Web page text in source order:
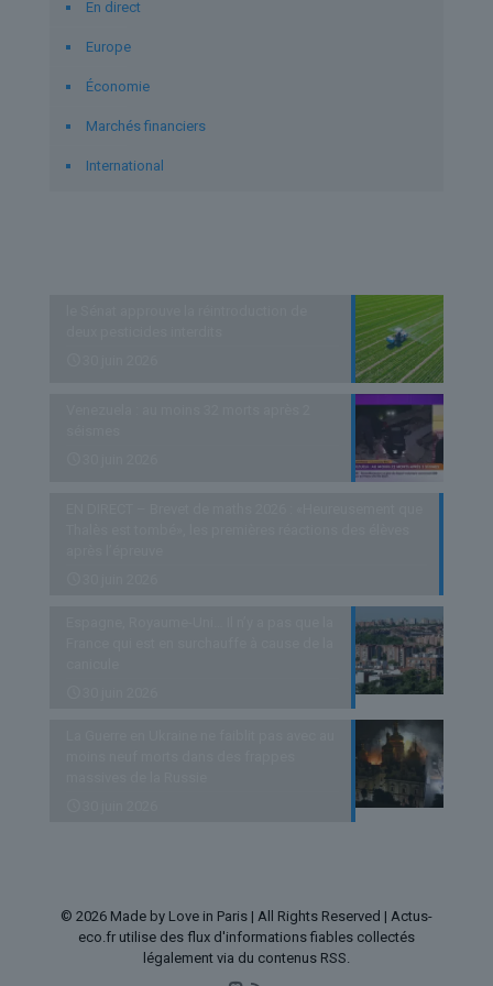
En direct
Europe
Économie
Marchés financiers
International
© 2026 Made by Love in Paris | All Rights Reserved | Actus-
eco.fr utilise des flux d'informations fiables collectés
légalement via du contenus RSS.